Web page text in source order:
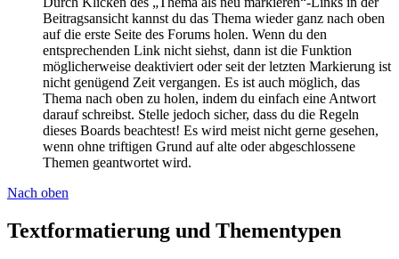
Beitragsansicht kannst du das Thema wieder ganz nach oben
auf die erste Seite des Forums holen. Wenn du den
entsprechenden Link nicht siehst, dann ist die Funktion
möglicherweise deaktiviert oder seit der letzten Markierung ist
nicht genügend Zeit vergangen. Es ist auch möglich, das
Thema nach oben zu holen, indem du einfach eine Antwort
darauf schreibst. Stelle jedoch sicher, dass du die Regeln
dieses Boards beachtest! Es wird meist nicht gerne gesehen,
wenn ohne triftigen Grund auf alte oder abgeschlossene
Themen geantwortet wird.
Nach oben
Textformatierung und Thementypen